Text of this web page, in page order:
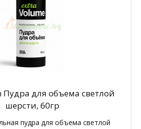
Пудра для объема светлой
шерсти, 60гр
пудра для объема светлой